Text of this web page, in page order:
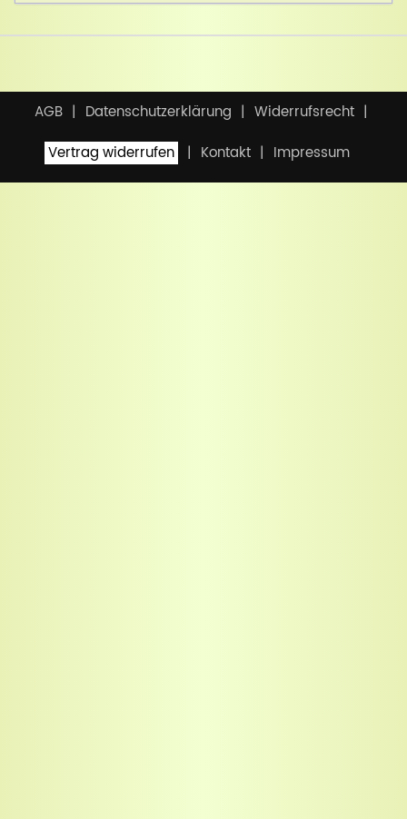
AGB Datenschutzerklärung
Widerrufsrecht
Vertrag widerrufen
Kontakt Impressum